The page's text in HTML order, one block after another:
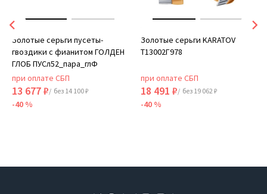
Золотые серьги пусеты-
гвоздики с фианитом ГОЛДЕН
ГЛОБ ПУСл52_пара_глФ
при оплате СБП
13 677 ₽/ без 14 100 ₽
-40 %
Золотые серьги KARATOV
Т13002Г978
при оплате СБП
18 491 ₽/ без 19 062 ₽
-40 %